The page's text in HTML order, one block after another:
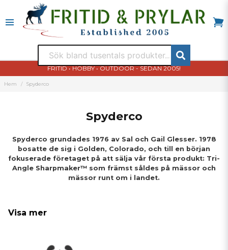
FRITID • HOBBY • OUTDOOR - SEDAN 2005!
Hem Spyderco
Spyderco
Spyderco grundades 1976 av Sal och Gail Glesser. 1978
bosatte de sig i Golden, Colorado, och till en början
fokuserade företaget på att sälja vår första produkt: Tri-
Angle Sharpmaker™ som främst såldes på mässor och
mässor runt om i landet.
1981 introducerade Spyderco sin första fällkniv, C01 Worker. Den
kniven var banbrytande för konceptet med ett runt hål i bladet
skärprestanda. Dessa egenskaper revolutionerade knivindustrin
Visa mer